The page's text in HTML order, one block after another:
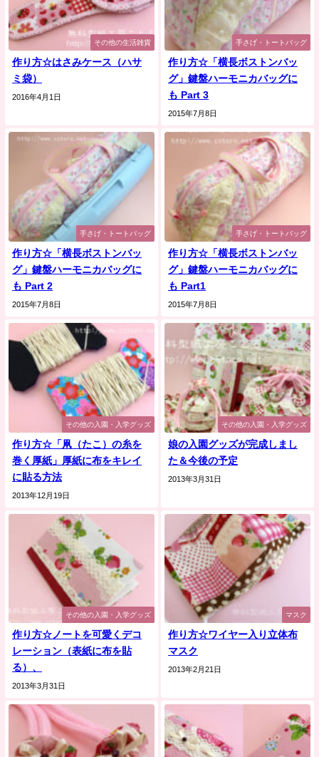
その他の生活雑貨
作り方☆はさみケース（ハサ
ミ袋）
2016年4月1日
手さげ・トートバッグ
作り方☆「横長ボストンバッ
グ」鍵盤ハーモニカバッグに
も Part 3
2015年7月8日
手さげ・トートバッグ
作り方☆「横長ボストンバッ
グ」鍵盤ハーモニカバッグに
も Part 2
2015年7月8日
手さげ・トートバッグ
作り方☆「横長ボストンバッ
グ」鍵盤ハーモニカバッグに
も Part1
2015年7月8日
その他の入園・入学グッズ
作り方☆「凧（たこ）の糸を
巻く厚紙」厚紙に布をキレイ
に貼る方法
2013年12月19日
その他の入園・入学グッズ
娘の入園グッズが完成しまし
た＆今後の予定
2013年3月31日
その他の入園・入学グッズ
作り方☆ノートを可愛くデコ
レーション（表紙に布を貼
る）、
2013年3月31日
マスク
作り方☆ワイヤー入り立体布
マスク
2013年2月21日